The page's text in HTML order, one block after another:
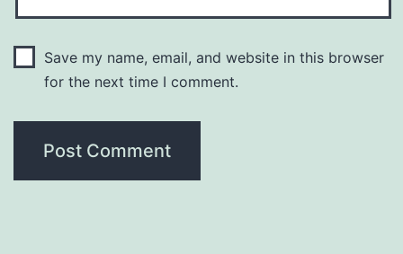
Save my name, email, and website in this browser
for the next time I comment.